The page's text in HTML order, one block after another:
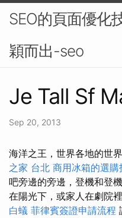
SEO的頁面優化
穎而出-seo
Je Tall Sf
Sep 20, 2013
海洋之王，世界各地的世
之家 台北 商用冰箱的選購
吧旁邊的旁邊，登機和登
在陽光下，或家人在劇院裡
白蟻 菲律賓簽證申請流程